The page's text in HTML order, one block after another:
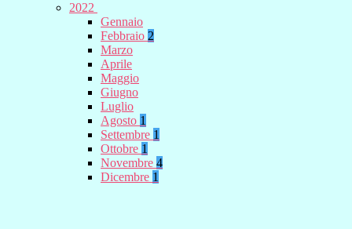
2022
Gennaio
Febbraio 2
Marzo
Aprile
Maggio
Giugno
Luglio
Agosto 1
Settembre 1
Ottobre 1
Novembre 4
Dicembre 1